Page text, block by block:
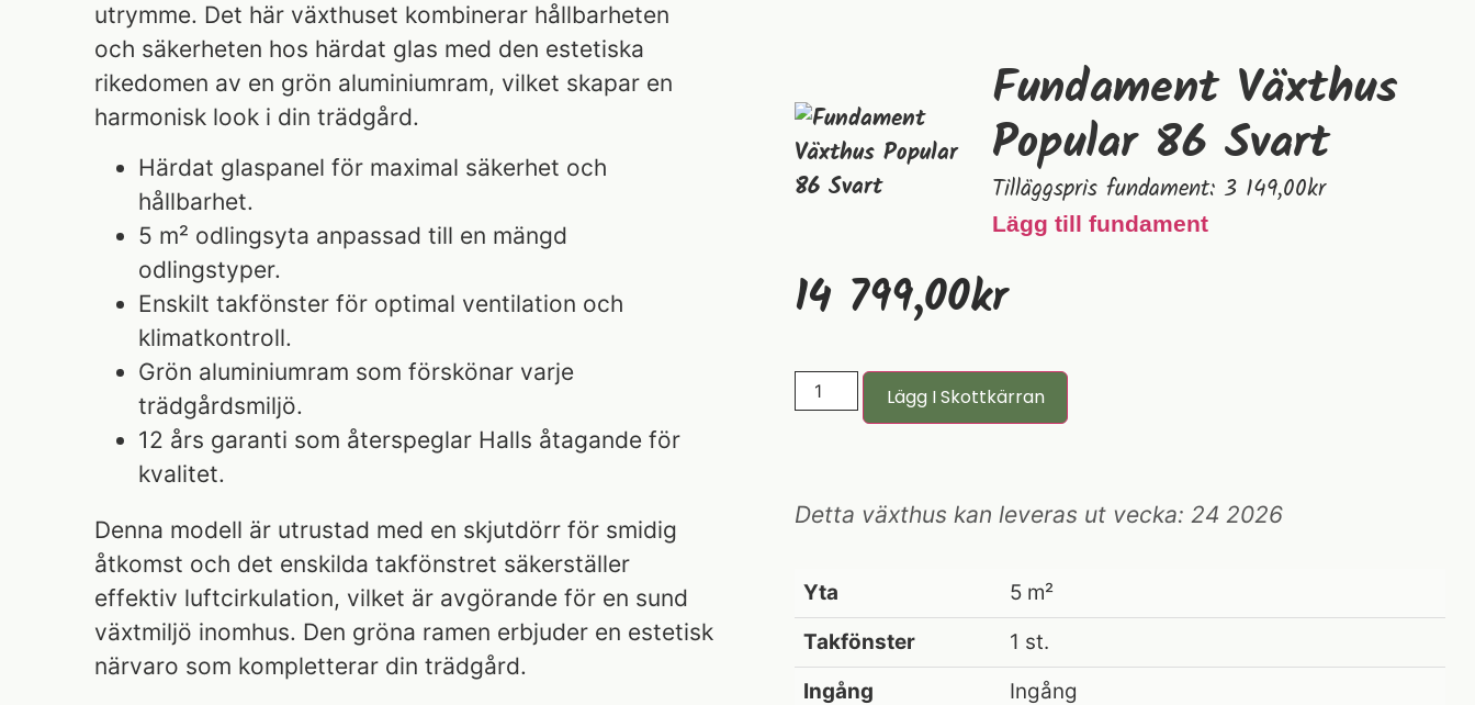
utrymme. Det här växthuset kombinerar hållbarheten
och säkerheten hos härdat glas med den estetiska
rikedomen av en grön aluminiumram, vilket skapar en
harmonisk look i din trädgård.
Härdat glaspanel för maximal säkerhet och
hållbarhet.
5 m² odlingsyta anpassad till en mängd
odlingstyper.
Enskilt takfönster för optimal ventilation och
klimatkontroll.
Grön aluminiumram som förskönar varje
trädgårdsmiljö.
12 års garanti som återspeglar Halls åtagande för
kvalitet.
Denna modell är utrustad med en skjutdörr för smidig
åtkomst och det enskilda takfönstret säkerställer
effektiv luftcirkulation, vilket är avgörande för en sund
växtmiljö inomhus. Den gröna ramen erbjuder en estetisk
närvaro som kompletterar din trädgård.
Fundament Växthus
Popular 86 Svart
Tilläggspris fundament: 3 149,00kr
Lägg till fundament
14 799,00Kr
Lägg I Skottkärran
Detta växthus kan leveras ut vecka: 24 2026
Yta
5 m²
Takfönster
1 st.
Ingång
Ingång